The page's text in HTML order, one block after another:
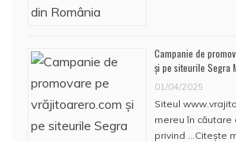
Campanie de
și pe siteurile Segra
01/04/2025
Siteul
mereu în
privind … Citește